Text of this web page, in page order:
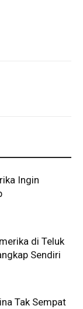
Ingin
di Teluk
Sendiri
Tak Sempat